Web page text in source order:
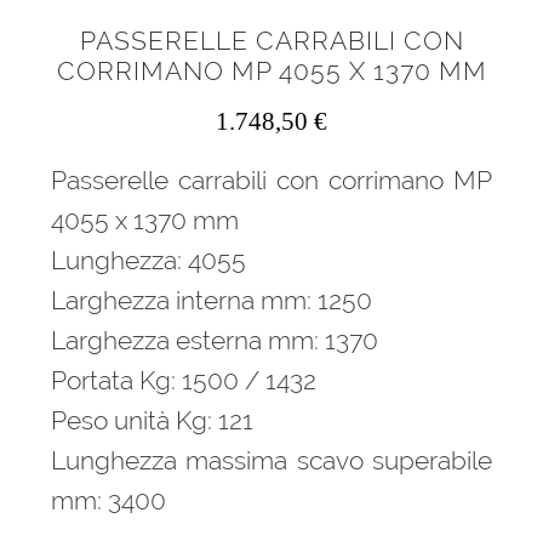
PASSERELLE CARRABILI CON
CORRIMANO MP 4055 X 1370 MM
1.748,50 €
Passerelle carrabili con corrimano MP
4055 x 1370 mm
Lunghezza: 4055
Larghezza interna mm: 1250
Larghezza esterna mm: 1370
Portata Kg: 1500 / 1432
Peso unità Kg: 121
Lunghezza massima scavo superabile
mm: 3400